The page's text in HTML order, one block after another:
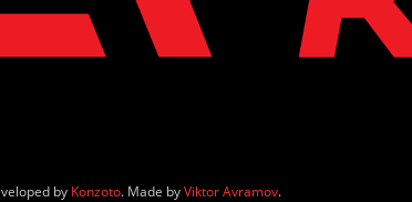
by Konzoto. Made byViktor Avramov.